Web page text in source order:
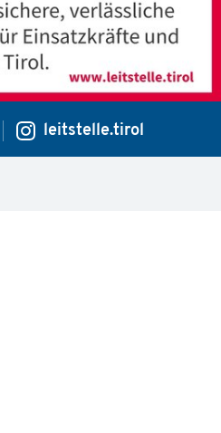
leitstelle.tirol